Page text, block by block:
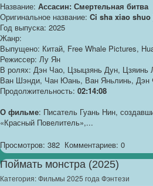
Название: Ассасин: Смертельная битва
Оригинальное название: Ci sha xiao shuo
Год выпуска: 2025
Жанр:
Выпущено: Китай, Free Whale Pictures,
Режиссер: Лу Ян
В ролях: Дэн Чао, Цзыцзянь Дун,
Ван Шэнди, Чан Юань, Ван Яньлинь, Дэн
Продолжительность: 02:14:08
О фильме: Писатель Гуань Нин,
«Красный Повелитель»,...
Просмотров: 382 Комментариев: 0
Поймать монстра (2025)
Категория:Фильмы 2025 года Фэнтези